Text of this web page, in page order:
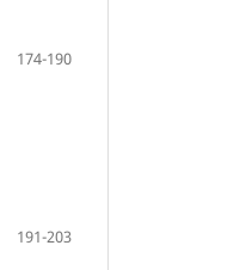
174-190
191-203